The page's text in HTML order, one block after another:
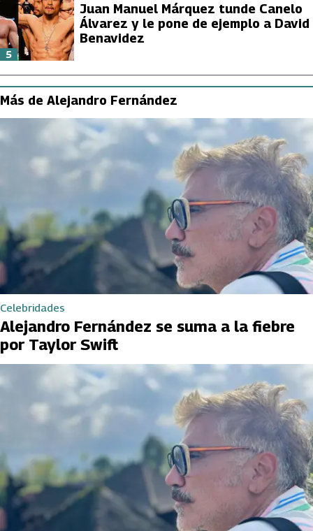
Juan Manuel Márquez tunde Canelo
Álvarez y le pone de ejemplo a David
Benavidez
5
Más de Alejandro Fernández
Celebridades
Alejandro Fernández se suma a la fiebre
por Taylor Swift